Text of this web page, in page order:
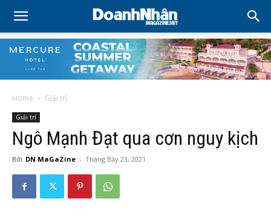
Home Giải trí
Giải trí
Ngô Mạnh Đạt qua cơn nguy kịch
Bởi DN MaGaZine - Tháng Bảy 23, 2021